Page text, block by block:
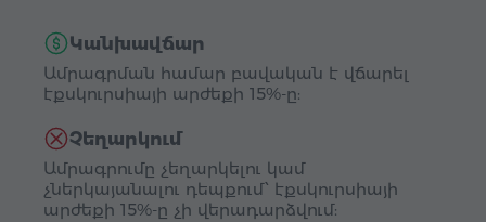
Կանխավճար
Ամրագրման համար բավական է վճարել
էքսկուրսիայի արժեքի 15%-ը:
Չեղարկում
Ամրագրումը չեղարկելու կամ
չներկայանալու դեպքում՝ էքսկուրսիայի
արժեքի 15%-ը չի վերադարձվում: